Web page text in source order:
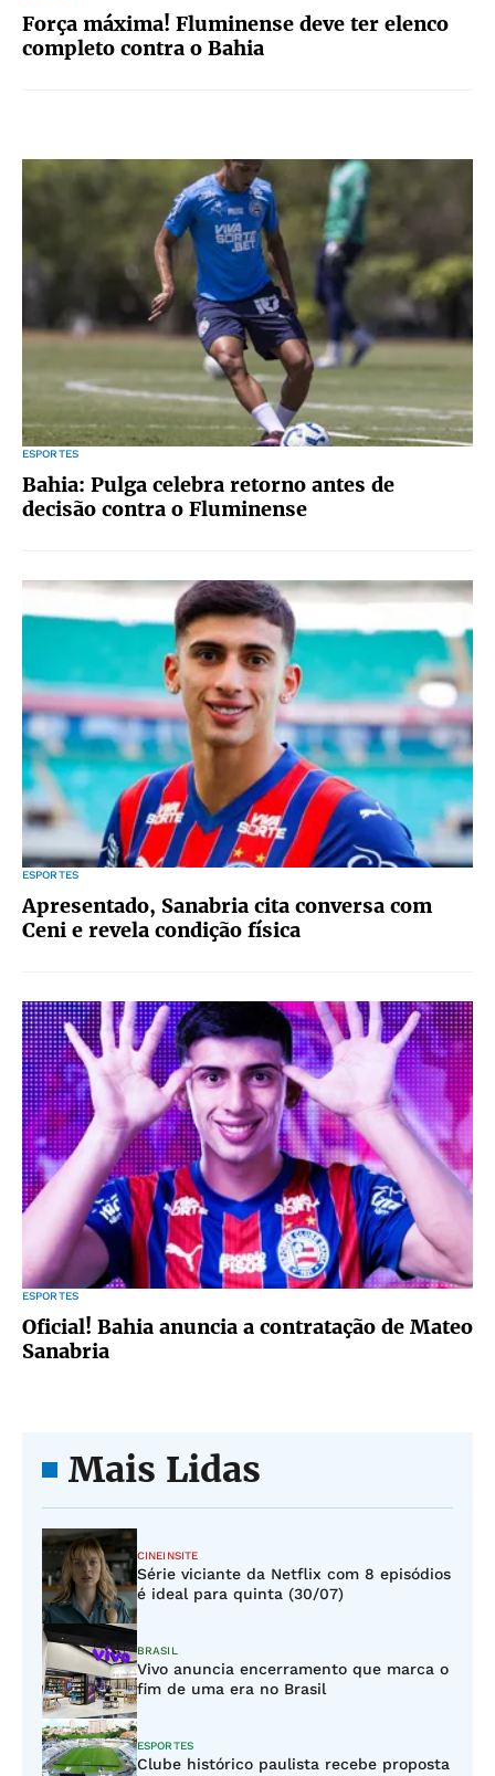
Força máxima! Fluminense deve ter elenco
completo contra o Bahia
ESPORTES
Bahia: Pulga celebra retorno antes de
decisão contra o Fluminense
ESPORTES
Apresentado, Sanabria cita conversa com
Ceni e revela condição física
ESPORTES
Oficial! Bahia anuncia a contratação de Mateo
Sanabria
Mais Lidas
CINEINSITE
Série viciante da Netflix com 8 episódios
é ideal para quinta (30/07)
BRASIL
Vivo anuncia encerramento que marca o
fim de uma era no Brasil
ESPORTES
Clube histórico paulista recebe proposta